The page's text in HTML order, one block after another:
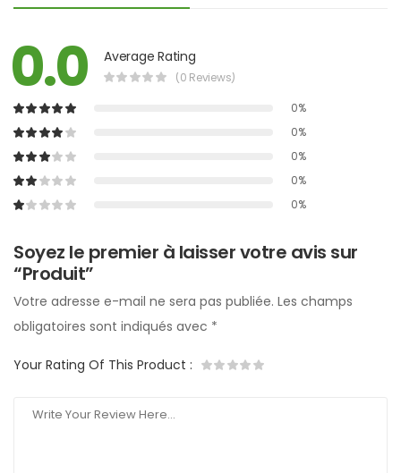
0.0 Average Rating
(0 Reviews)
0%
0%
0%
0%
0%
Soyez le premier à laisser votre avis sur
“Produit”
Votre adresse e-mail ne sera pas publiée. Les champs
obligatoires sont indiqués avec *
Your Rating Of This Product :